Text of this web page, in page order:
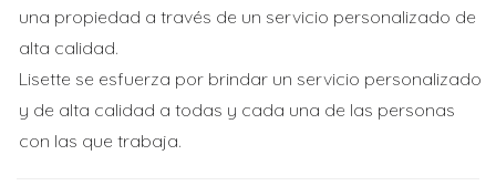
una propiedad a través de un servicio personalizado de
alta calidad.
Lisette se esfuerza por brindar un servicio personalizado
y de alta calidad a todas y cada una de las personas
con las que trabaja.